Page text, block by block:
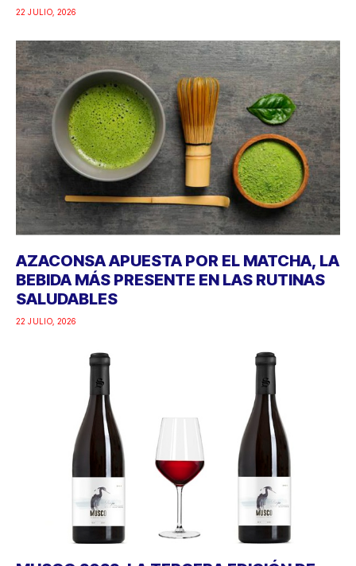
22 JULIO, 2026
AZACONSA APUESTA POR EL MATCHA, LA
BEBIDA MÁS PRESENTE EN LAS RUTINAS
SALUDABLES
22 JULIO, 2026